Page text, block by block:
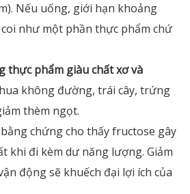
Nếu uống, giới hạn khoảng
coi như một phần thực phẩm chứ
thực phẩm giàu chất xơ và
không đường, trái cây, trứng
thèm ngọt.
chứng cho thấy fructose gây
khi đi kèm dư năng lượng. Giảm
động sẽ khuếch đại lợi ích của